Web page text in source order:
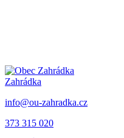
Zahrádka
info@ou-zahradka.cz
373 315 020